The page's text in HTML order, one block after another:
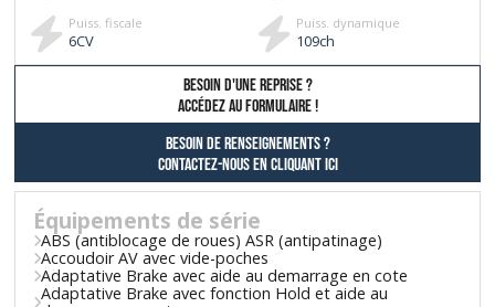
Puiss. fiscale
6CV
Puiss. dynamique
109ch
besoin d'une reprise ?
AccÉdez au formulaire !
Besoin de renseignements ?
contactez-nous en cliquant ici
Équipements de série
ABS (antiblocage de roues) ASR (antipatinage)
Accoudoir AV avec vide-poches
Adaptative Brake avec aide au demarrage en cote
Adaptative Brake avec fonction Hold et aide au